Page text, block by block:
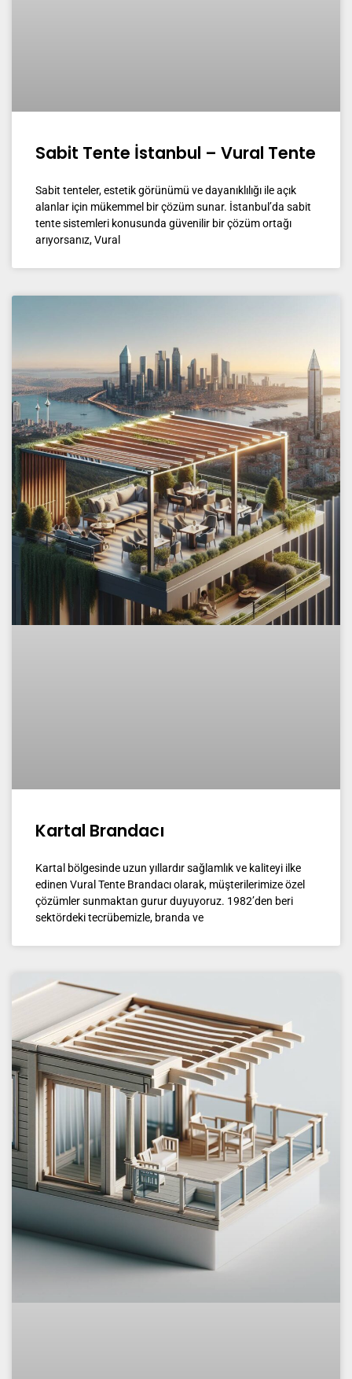
Sabit Tente İstanbul – Vural Tente
Sabit tenteler, estetik görünümü ve dayanıklılığı ile açık
alanlar için mükemmel bir çözüm sunar. İstanbul’da sabit
tente sistemleri konusunda güvenilir bir çözüm ortağı
arıyorsanız, Vural
Kartal Brandacı
Kartal bölgesinde uzun yıllardır sağlamlık ve kaliteyi ilke
edinen Vural Tente Brandacı olarak, müşterilerimize özel
çözümler sunmaktan gurur duyuyoruz. 1982’den beri
sektördeki tecrübemizle, branda ve